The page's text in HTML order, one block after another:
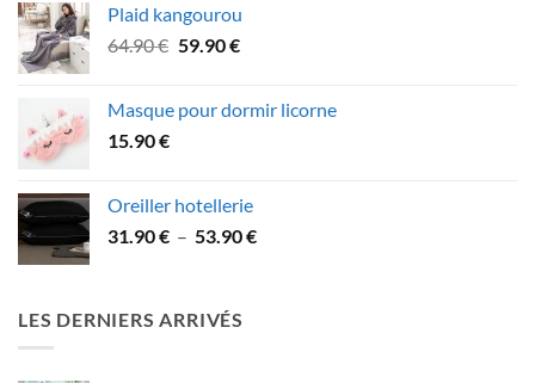
Plaid kangourou
64.90€ Le
était :
59.90€Le
est :
Masque pour dormir licorne
15.90€
Oreiller hotellerie
31.90€ – 53.90€Plage
LES DERNIERS ARRIVÉS